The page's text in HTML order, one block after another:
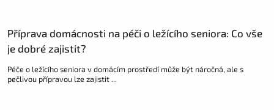
Příprava domácnosti na péči o ležícího seniora: Co vše
je dobré zajistit?
Péče o ležícího seniora v domácím prostředí může být náročná, ale s
pečlivou přípravou lze zajistit ...